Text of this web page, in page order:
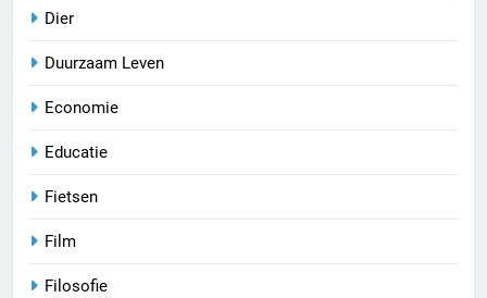
Dier
Duurzaam Leven
Economie
Educatie
Fietsen
Film
Filosofie